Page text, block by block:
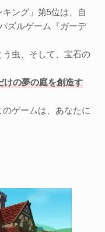
キング」第5位は、自
ズルゲーム『ガーデ
虫、そして、宝石の
けの夢の庭を創造す
ゲームは、あなたに